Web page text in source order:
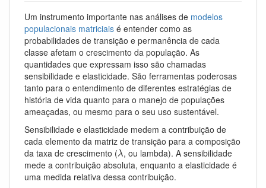
Um instrumento importante nas análises de modelos
populacionais matriciais é entender como as
probabilidades de transição e permanência de cada
classe afetam o crescimento da população. As
quantidades que expressam isso são chamadas
sensibilidade e elasticidade. São ferramentas poderosas
tanto para o entendimento de diferentes estratégias de
história de vida quanto para o manejo de populações
ameaçadas, ou mesmo para o seu uso sustentável.
Sensibilidade e elasticidade medem a contribuição de
cada elemento da matriz de transição para a composição
da taxa de crescimento (λλ, ou lambda). A sensibilidade
mede a contribuição absoluta, enquanto a elasticidade é
uma medida relativa dessa contribuição.